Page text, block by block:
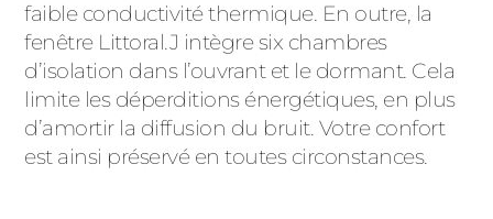
faible conductivité thermique. En outre, la
fenêtre Littoral.J intègre six chambres
d’isolation dans l’ouvrant et le dormant. Cela
limite les déperditions énergétiques, en plus
d’amortir la diffusion du bruit. Votre confort
est ainsi préservé en toutes circonstances.